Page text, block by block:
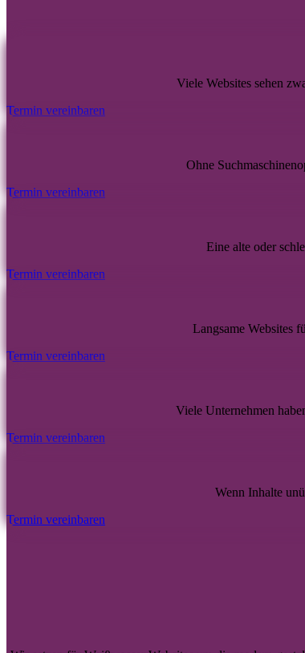
Viele Websites sehen
Termin vereinbaren
Ohne
Termin vereinbaren
Eine alte oder
Termin vereinbaren
Langsame Websites
Termin vereinbaren
Viele Unternehmen
Termin vereinbaren
Wenn Inhalte
Termin vereinbaren